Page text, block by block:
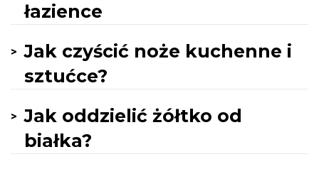
łazience
Jak czyścić noże kuchenne i
sztućce?
Jak oddzielić żółtko od
białka?